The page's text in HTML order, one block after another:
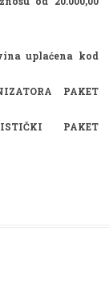
uplaćena kod
PAKET
PAKET